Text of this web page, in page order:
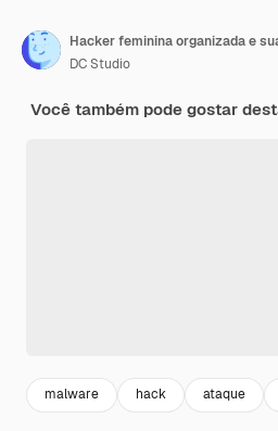
DC Studio
Você também pode gostar
malware hack ataque